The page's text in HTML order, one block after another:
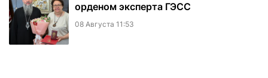
орденом эксперта ГЭСС
08 Августа 11:53